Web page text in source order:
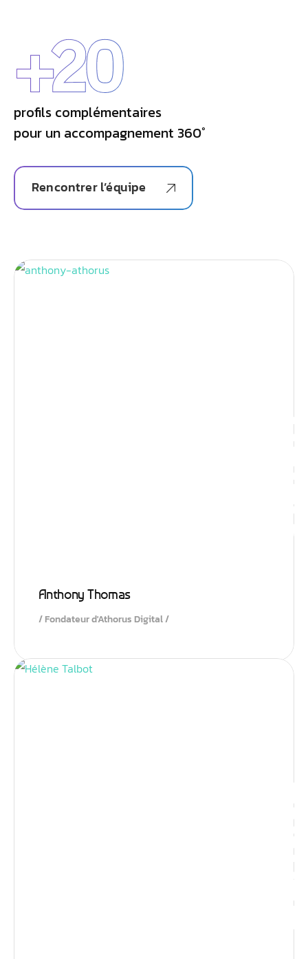
profils complémentaires
pour un accompagnement 360°
+20
Rencontrer l’équipe
Anthony Thomas
Fondateur d'Athorus Digital